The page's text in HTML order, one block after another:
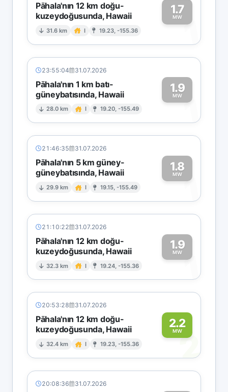
Pāhala'nın 12 km doğu-
kuzeydoğusunda, Hawaii
31.6 km I 19.23, -155.36
1.7
MW1
23:55:04 31.07.2026
Pāhala'nın 1 km batı-
güneybatısında, Hawaii
28.0 km I 19.20, -155.49
1.9
MW1
21:46:35 31.07.2026
Pāhala'nın 5 km güney-
güneybatısında, Hawaii
29.9 km I 19.15, -155.49
1.8
MW1
21:10:22 31.07.2026
Pāhala'nın 12 km doğu-
kuzeydoğusunda, Hawaii
32.3 km I 19.24, -155.36
1.9
MW1
20:53:28 31.07.2026
Pāhala'nın 12 km doğu-
kuzeydoğusunda, Hawaii
32.4 km I 19.23, -155.36
2.2
MW2
20:08:36 31.07.2026